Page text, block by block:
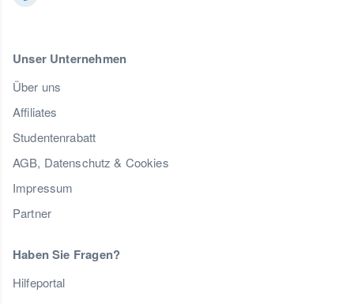
Unser Unternehmen
Über uns
Affiliates
Studentenrabatt
AGB, Datenschutz & Cookies
Impressum
Partner
Haben Sie Fragen?
Hilfeportal